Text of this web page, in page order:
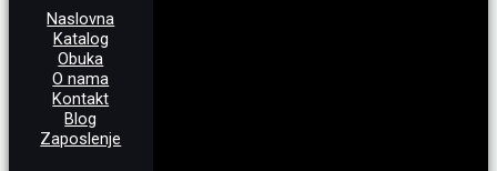
Naslovna
Katalog
Obuka
O nama
Kontakt
Blog
Zaposlenje